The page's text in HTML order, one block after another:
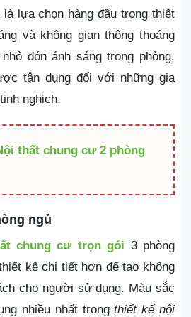
lựa chọn hàng đầu trong thiết
và không gian thông thoáng
đón ánh sáng trong phòng.
tận dụng đối với những gia
nghịch.
thất chung cư 2 phòng
ngủ
chung cư trọn gói 3 phòng
kế chi tiết hơn để tạo không
cho người sử dụng. Màu sắc
nhiều nhất trongthiết kế nội